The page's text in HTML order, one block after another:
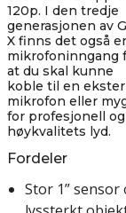
120p. I den tredje
generasjonen av
X finns det også
mikrofoninngang
at du skal kunne
koble til en
mikrofon eller
for profesjonell og
høykvalitets lyd.
Fordeler
Stor 1” sensor